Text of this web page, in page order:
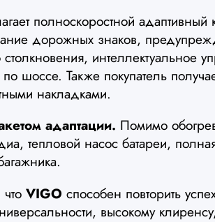
полноскоростной адаптивный
дорожных знаков,
интеллектуальное
шоссе. Также покупатель
накладками.
адаптации. Помимо
тепловой насос батареи,
VIGO способен повторить
высокому